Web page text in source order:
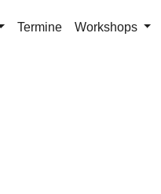
Termine Workshops